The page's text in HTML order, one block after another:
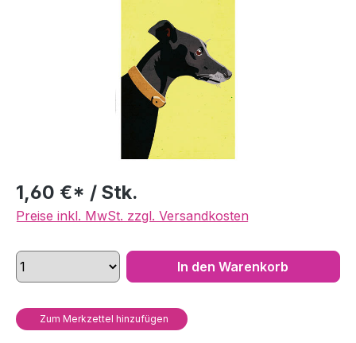
1,60 €* / Stk.
Preise inkl. MwSt. zzgl. Versandkosten
In den Warenkorb
Zum Merkzettel hinzufügen